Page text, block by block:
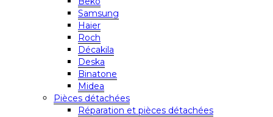
Samsung
Haier
Roch
Décakila
Deska
Binatone
Midea
Pièces détachées
Réparation et pièces détachées